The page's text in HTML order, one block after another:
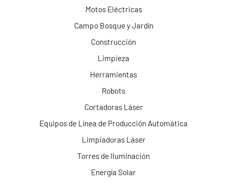
Motos Eléctricas
Campo Bosque y Jardín
Construcción
Limpieza
Herramientas
Robots
Cortadoras Láser
Equipos de Línea de Producción Automática
Limpiadoras Láser
Torres de Iluminación
Energía Solar